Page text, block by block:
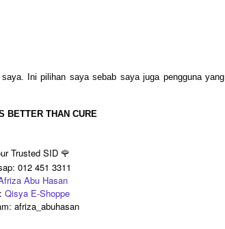
Ini pilihan saya sebab saya juga pengguna yang
BETTER THAN CURE
Trusted SID 🌹
012 451 3311
Abu Hasan
Qisya E-Shoppe
afriza_abuhasan